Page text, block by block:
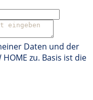
Daten und der
zu. Basis ist die